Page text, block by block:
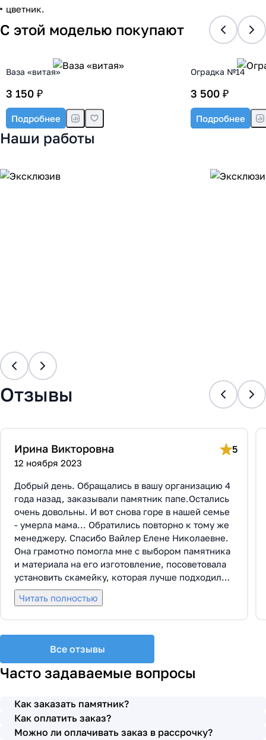
цветник.
С этой моделью покупают
Ваза «витая»
3 150 ₽
Подробнее
Оградка №14
3 500 ₽
Подробнее
Наши работы
Отзывы
Ирина Викторовна 5
12 ноября 2023
Добрый день. Обращались в вашу организацию 4
года назад, заказывали памятник папе.Остались
очень довольны. И вот снова горе в нашей семье
- умерла мама... Обратились повторно к тому же
менеджеру. Спасибо Вайлер Елене Николаевне.
Она грамотно помогла мне с выбором памятника
и материала на его изготовление, посоветовала
установить скамейку, которая лучше подходила
по общему дизайну. Вышли на улицу, посмотрели
представленные варианты, я определилась с
все этапы которого были выполнены вовремя и
без нареканий с нашей стороны, все наши
просьбы учтены. В первое наше обращение мы
бригада Головачёва Владимира. Поэтому и в этот
раз я поросила, если можно, то назначить эту же
бригаду. Мне пошли на встречу, спасибо. Ребята
Читать полностью
Все отзывы
Часто задаваемые вопросы
Как заказать памятник?
Как оплатить заказ?
Можно ли оплачивать заказ в рассрочку?